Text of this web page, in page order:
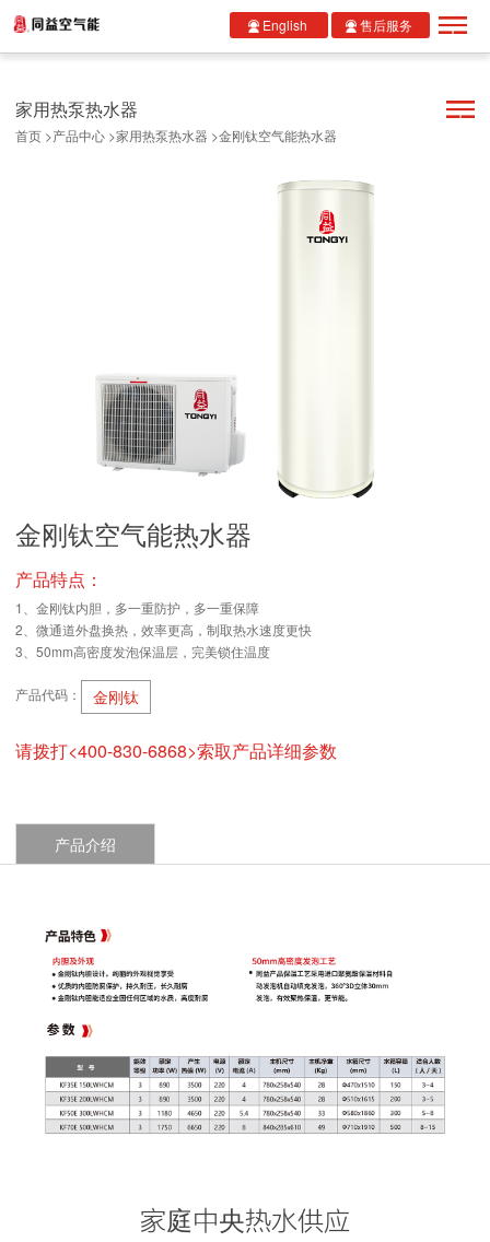
English 售后服务
家用热泵热水器
首页 >产品中心 >家用热泵热水器 >金刚钛空气能热水器
金刚钛空气能热水器
产品特点：
1、金刚钛内胆，多一重防护，多一重保障
2、微通道外盘换热，效率更高，制取热水速度更快
3、50mm高密度发泡保温层，完美锁住温度
产品代码： 金刚钛
请拨打<400-830-6868>索取产品详细参数
产品介绍
家庭中央热水供应